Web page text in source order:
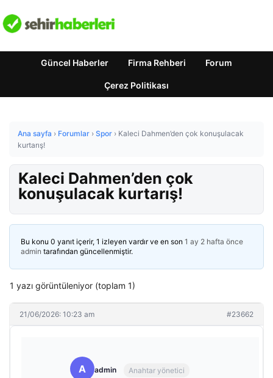
Güncel Haberler Firma Rehberi Forum
Çerez Politikası
Ana sayfa › Forumlar › Spor › Kaleci Dahmen’den çok konuşulacak
kurtarış!
Kaleci Dahmen’den çok
konuşulacak kurtarış!
Bu konu 0 yanıt içerir, 1 izleyen vardır ve en son 1 ay 2 hafta önce
admin tarafından güncellenmiştir.
1 yazı görüntüleniyor (toplam 1)
21/06/2026: 10:23 am #23662
A admin Anahtar yönetici